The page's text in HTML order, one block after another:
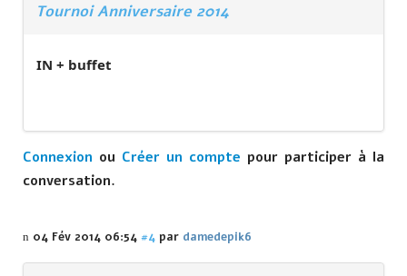
Tournoi Anniversaire 2014
IN + buffet
Connexion ou Créer un compte pour participer à la
conversation.
04 Fév 2014 06:54 #4 par damedepik6